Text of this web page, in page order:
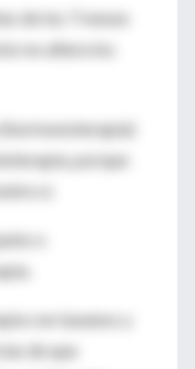
de los 7 meses
no altera los
porque
sí.
o
con taxanos y
de que